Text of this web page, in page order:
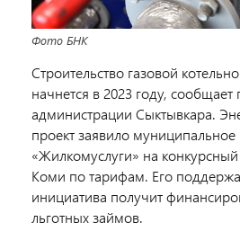
Фото БНК
Строительство газовой
начнется в 2023 году, сообщает
администрации Сыктывкара.
проект заявило
«Жилкомуслуги» на
Коми по тарифам. Его
инициатива получит
льготных займов.